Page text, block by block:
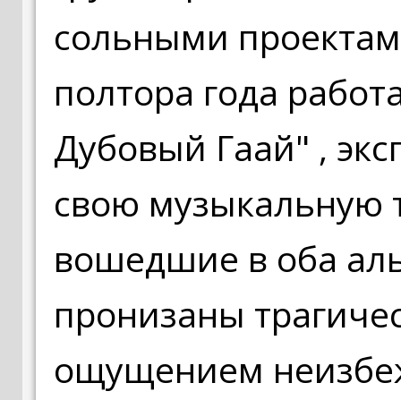
сольными
полтора года
Дубовый Гаай" ,
свою музыкальную
вошедшие в оба
пронизаны
ощущением